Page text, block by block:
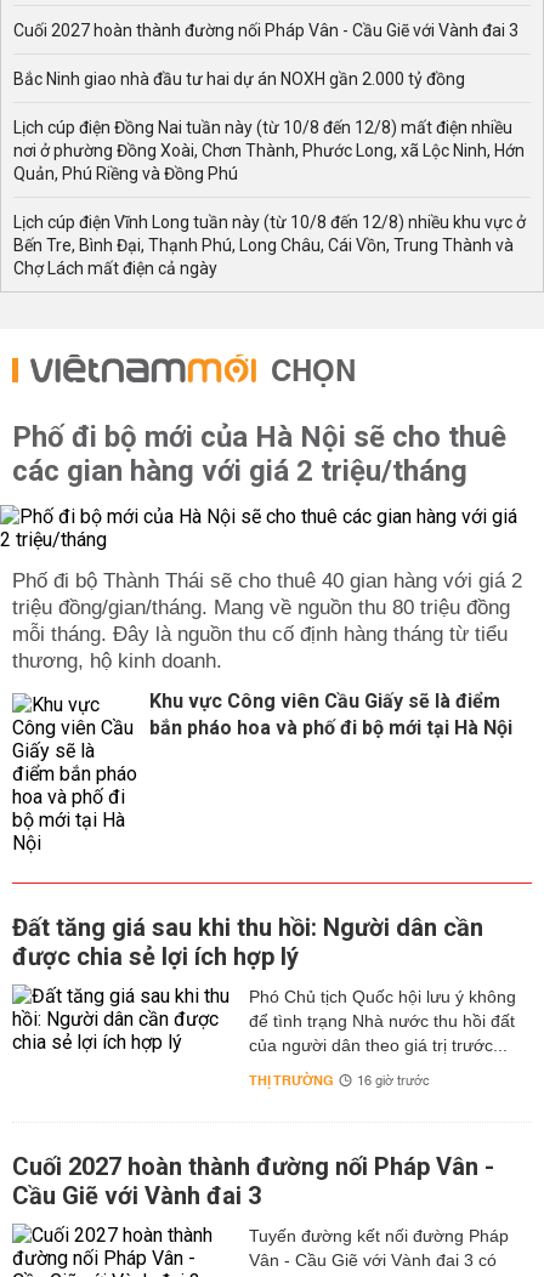
Cuối 2027 hoàn thành đường nối Pháp Vân - Cầu Giẽ với Vành đai 3
Bắc Ninh giao nhà đầu tư hai dự án NOXH gần 2.000 tỷ đồng
Lịch cúp điện Đồng Nai tuần này (từ 10/8 đến 12/8) mất điện nhiều
nơi ở phường Đồng Xoài, Chơn Thành, Phước Long, xã Lộc Ninh, Hớn
Quản, Phú Riềng và Đồng Phú
Lịch cúp điện Vĩnh Long tuần này (từ 10/8 đến 12/8) nhiều khu vực ở
Bến Tre, Bình Đại, Thạnh Phú, Long Châu, Cái Vồn, Trung Thành và
Chợ Lách mất điện cả ngày
CHỌN
Phố đi bộ mới của Hà Nội sẽ cho thuê
các gian hàng với giá 2 triệu/tháng
Phố đi bộ Thành Thái sẽ cho thuê 40 gian hàng với giá 2
triệu đồng/gian/tháng. Mang về nguồn thu 80 triệu đồng
mỗi tháng. Đây là nguồn thu cố định hàng tháng từ tiểu
thương, hộ kinh doanh.
Khu vực Công viên Cầu Giấy sẽ là điểm
bắn pháo hoa và phố đi bộ mới tại Hà Nội
Đất tăng giá sau khi thu hồi: Người dân cần
được chia sẻ lợi ích hợp lý
Phó Chủ tịch Quốc hội lưu ý không
để tình trạng Nhà nước thu hồi đất
của người dân theo giá trị trước...
THỊ TRƯỜNG 16 giờ trước
Cuối 2027 hoàn thành đường nối Pháp Vân -
Cầu Giẽ với Vành đai 3
Tuyến đường kết nối đường Pháp
Vân - Cầu Giẽ với Vành đai 3 có